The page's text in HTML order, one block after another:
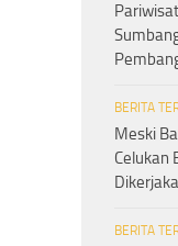
BERITA
Meski
Celukan
BERITA